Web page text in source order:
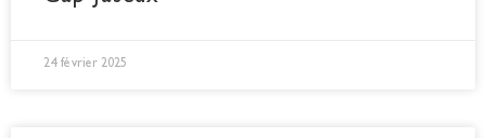
24 février 2025